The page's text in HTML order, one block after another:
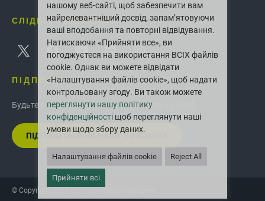
СЛІДКУЙТЕ ЗА НАМИ
ПІДПИШІТЬСЯ
Будьте в курсі останніх інновацій і новин у Greif.
ПІДПИШІТЬСЯ НА НАШУ РОЗСИЛКУ
© Copyright 2025 Greif. Всі права захищено.
нашому веб-сайті, щоб забезпечити вам
найрелевантніший досвід, запам’ятовуючи
ваші вподобання та повторні відвідування.
Натискаючи «Прийняти все», ви
погоджуєтеся на використання ВСІХ файлів
cookie. Однак ви можете відвідати
«Налаштування файлів cookie», щоб надати
контрольовану згоду. Ви також можете
переглянути нашу політику
конфіденційності щоб переглянути наші
умови щодо збору даних.
Налаштування файлів cookie Reject All
Прийняти всі